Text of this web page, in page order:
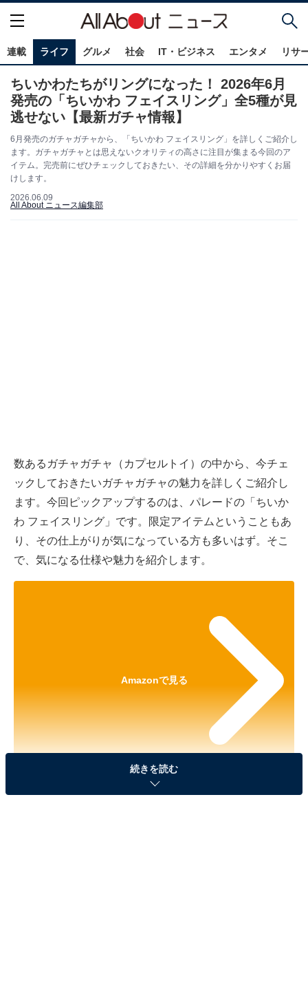
連載 ライフ グルメ 社会 IT・ビジネス エンタメ リサ
ちいかわたちがリングになった！ 2026年6月
発売の「ちいかわ フェイスリング」全5種が見
逃せない【最新ガチャ情報】
6月発売のガチャガチャから、「ちいかわ フェイスリング」を詳しくご紹介し
ます。ガチャガチャとは思えないクオリティの高さに注目が集まる今回のア
イテム。完売前にぜひチェックしておきたい、その詳細を分かりやすくお届
けします。
2026.06.09
All About ニュース編集部
数あるガチャガチャ（カプセルトイ）の中から、今チェ
ックしておきたいガチャガチャの魅力を詳しくご紹介し
ます。今回ピックアップするのは、パレードの「ちいか
わ フェイスリング」です。限定アイテムということもあ
り、その仕上がりが気になっている方も多いはず。そこ
で、気になる仕様や魅力を紹介します。
Amazonで見る
※本記事で紹介している商品の購入やサービスの利用により、売上の一部が
続きを読む